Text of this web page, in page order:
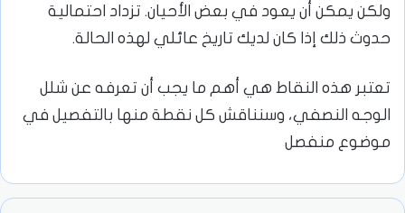
ولكن يمكن أن يعود في بعض الأحيان. تزداد احتمالية
حدوث ذلك إذا كان لديك تاريخ عائلي لهذه الحالة.
تعتبر هذه النقاط هي أهم ما يجب أن تعرفه عن شلل
الوجه النصفي، وسنناقش كل نقطة منها بالتفصيل في
موضوع منفصل